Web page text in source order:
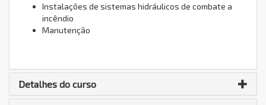
Instalações de sistemas hidráulicos de combate a
incêndio
Manutenção
Detalhes do curso